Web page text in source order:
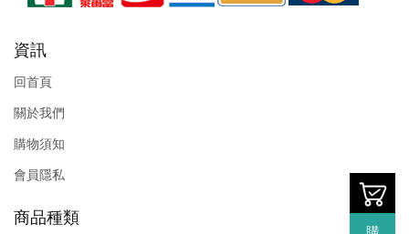
資訊
回首頁
關於我們
購物須知
會員隱私
商品種類